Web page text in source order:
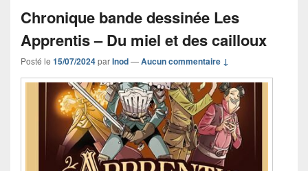
Chronique bande dessinée Les
Apprentis – Du miel et des cailloux
Posté le 15/07/2024parInod—Aucun commentaire ↓